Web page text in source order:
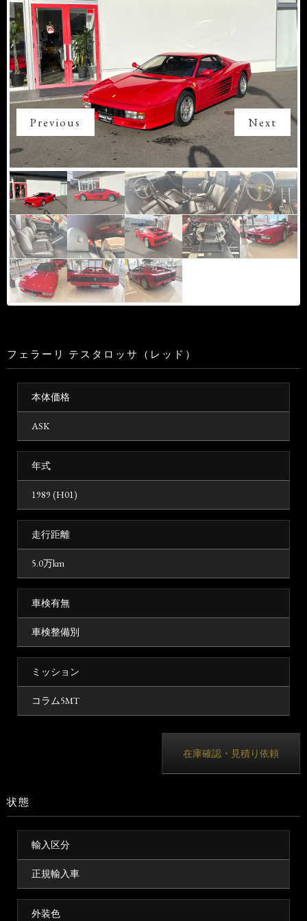
Previous Next
フェラーリ テスタロッサ（レッド）
本体価格
ASK
年式
1989 (H01)
走行距離
5.0万km
車検有無
車検整備別
ミッション
コラム5MT
在庫確認・見積り依頼
状態
輸入区分
正規輸入車
外装色